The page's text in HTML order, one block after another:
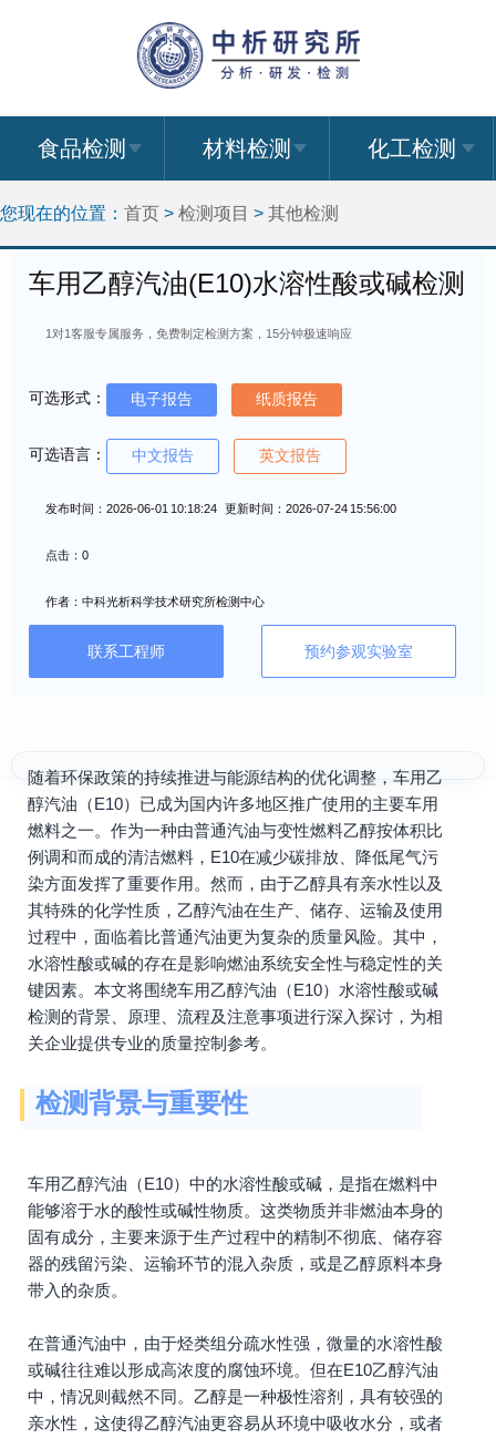
食品检测 材料检测 化工检测
您现在的位置： 首页 > 检测项目 > 其他检测
车用乙醇汽油(E10)水溶性酸或碱检测
1对1客服专属服务，免费制定检测方案，15分钟极速响应
可选形式： 电子报告 纸质报告
可选语言： 中文报告 英文报告
发布时间：2026-06-01 10:18:24 更新时间：2026-07-24 15:56:00
点击：0
作者：中科光析科学技术研究所检测中心
联系工程师 预约参观实验室
随着环保政策的持续推进与能源结构的优化调整，车用乙
醇汽油（E10）已成为国内许多地区推广使用的主要车用
燃料之一。作为一种由普通汽油与变性燃料乙醇按体积比
例调和而成的清洁燃料，E10在减少碳排放、降低尾气污
染方面发挥了重要作用。然而，由于乙醇具有亲水性以及
其特殊的化学性质，乙醇汽油在生产、储存、运输及使用
过程中，面临着比普通汽油更为复杂的质量风险。其中，
水溶性酸或碱的存在是影响燃油系统安全性与稳定性的关
键因素。本文将围绕车用乙醇汽油（E10）水溶性酸或碱
检测的背景、原理、流程及注意事项进行深入探讨，为相
关企业提供专业的质量控制参考。
检测背景与重要性
车用乙醇汽油（E10）中的水溶性酸或碱，是指在燃料中
能够溶于水的酸性或碱性物质。这类物质并非燃油本身的
固有成分，主要来源于生产过程中的精制不彻底、储存容
器的残留污染、运输环节的混入杂质，或是乙醇原料本身
带入的杂质。
在普通汽油中，由于烃类组分疏水性强，微量的水溶性酸
或碱往往难以形成高浓度的腐蚀环境。但在E10乙醇汽油
中，情况则截然不同。乙醇是一种极性溶剂，具有较强的
亲水性，这使得乙醇汽油更容易从环境中吸收水分，或者